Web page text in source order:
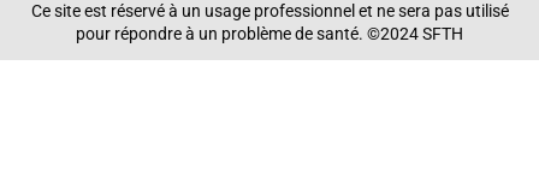
Ce site est réservé à un usage professionnel et ne sera pas utilisé
pour répondre à un problème de santé. ©2024 SFTH